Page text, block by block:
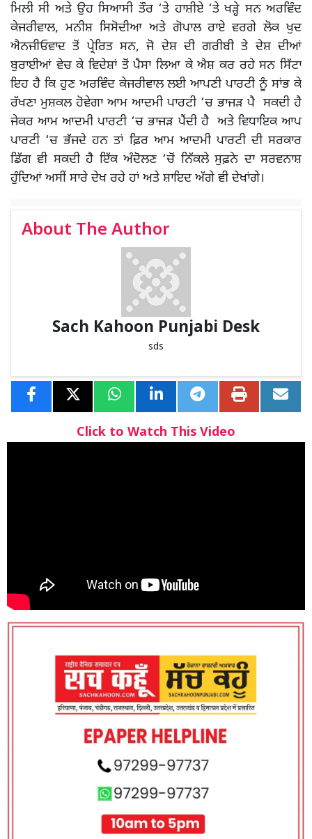
ਮਿਲੀ ਸੀ ਅਤੇ ਉਹ ਸਿਆਸੀ ਤੌਰ ‘ਤੇ ਹਾਸ਼ੀਏ ‘ਤੇ ਖੜ੍ਹੇ ਸਨ ਅਰਵਿੰਦ
ਕੇਜਰੀਵਾਲ, ਮਨੀਸ਼ ਸਿਸੋਦੀਆ ਅਤੇ ਗੋਪਾਲ ਰਾਏ ਵਰਗੇ ਲੋਕ ਖੁਦ
ਐਨਜੀਓਵਾਦ ਤੋਂ ਪ੍ਰੇਰਿਤ ਸਨ, ਜੋ ਦੇਸ਼ ਦੀ ਗਰੀਬੀ ਤੇ ਦੇਸ਼ ਦੀਆਂ
ਬੁਰਾਈਆਂ ਵੇਚ ਕੇ ਵਿਦੇਸ਼ਾਂ ਤੋਂ ਪੈਸਾ ਲਿਆ ਕੇ ਐਸ਼ ਕਰ ਰਹੇ ਸਨ ਸਿੱਟਾ
ਇਹ ਹੈ ਕਿ ਹੁਣ ਅਰਵਿੰਦ ਕੇਜਰੀਵਾਲ ਲਈ ਆਪਣੀ ਪਾਰਟੀ ਨੂੰ ਸਾਂਭ ਕੇ
ਰੱਖਣਾ ਮੁਸ਼ਕਲ ਹੋਵੇਗਾ ਆਮ ਆਦਮੀ ਪਾਰਟੀ ‘ਚ ਭਾਜੜ ਪੈ ਸਕਦੀ ਹੈ
ਜੇਕਰ ਆਮ ਆਦਮੀ ਪਾਰਟੀ ‘ਚ ਭਾਜੜ ਪੈਂਦੀ ਹੈ ਅਤੇ ਵਿਧਾਇਕ ਆਪ
ਪਾਰਟੀ ‘ਚ ਭੱਜਦੇ ਹਨ ਤਾਂ ਫ਼ਿਰ ਆਮ ਆਦਮੀ ਪਾਰਟੀ ਦੀ ਸਰਕਾਰ
ਡਿੱਗ ਵੀ ਸਕਦੀ ਹੈ ਇੱਕ ਅੰਦੋਲਣ ‘ਚੋਂ ਨਿੱਕਲੇ ਸੁਫ਼ਨੇ ਦਾ ਸਰਵਨਾਸ਼
ਹੁੰਦਿਆਂ ਅਸੀਂ ਸਾਰੇ ਦੇਖ ਰਹੇ ਹਾਂ ਅਤੇ ਸ਼ਾਇਦ ਅੱਗੇ ਵੀ ਦੇਖਾਂਗੇ।
About The Author
Sach Kahoon Punjabi Desk
sds
Click to Watch This Video